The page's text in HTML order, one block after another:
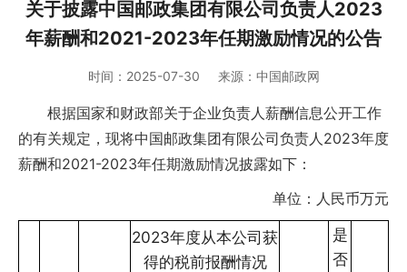
采购公告公示 预决算公开
关于披露中国邮政集团有限公司负责人2023
年薪酬和2021-2023年任期激励情况的公告
时间： 2025-07-30 来源： 中国邮政网
根据国家和财政部关于企业负责人薪酬信息公开工作
的有关规定，现将中国邮政集团有限公司负责人2023年度
薪酬和2021-2023年任期激励情况披露如下：
单位：人民币万元
2023年度从本公司获
得的税前报酬情况
是
否